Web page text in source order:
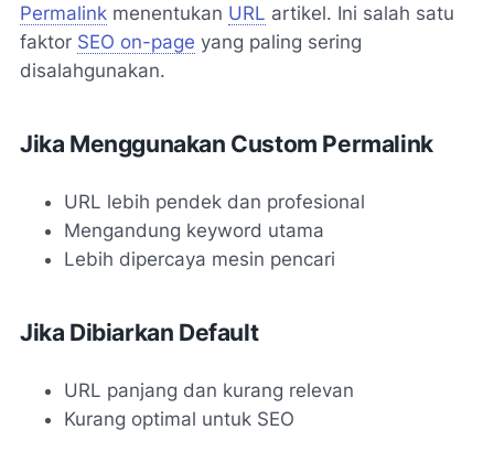
Permalink menentukan URL artikel. Ini salah satu
faktor SEO on-page yang paling sering
disalahgunakan.
Jika Menggunakan Custom Permalink
URL lebih pendek dan profesional
Mengandung keyword utama
Lebih dipercaya mesin pencari
Jika Dibiarkan Default
URL panjang dan kurang relevan
Kurang optimal untuk SEO